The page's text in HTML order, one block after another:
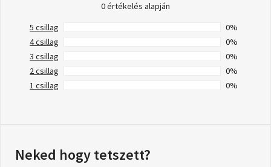
0 értékelés alapján
5 csillag
0%
4 csillag
0%
3 csillag
0%
2 csillag
0%
1 csillag
0%
Neked hogy tetszett?